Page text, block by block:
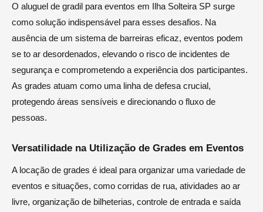
O aluguel de gradil para eventos em Ilha Solteira SP surge
como solução indispensável para esses desafios. Na
ausência de um sistema de barreiras eficaz, eventos podem
se to ar desordenados, elevando o risco de incidentes de
segurança e comprometendo a experiência dos participantes.
As grades atuam como uma linha de defesa crucial,
protegendo áreas sensíveis e direcionando o fluxo de
pessoas.
Versatilidade na Utilização de Grades em Eventos
A locação de grades é ideal para organizar uma variedade de
eventos e situações, como corridas de rua, atividades ao ar
livre, organização de bilheterias, controle de entrada e saída